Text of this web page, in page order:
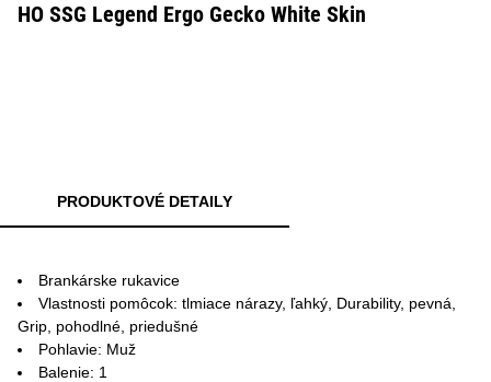
HO SSG Legend Ergo Gecko White Skin
PRODUKTOVÉ DETAILY
Brankárske rukavice
Vlastnosti pomôcok: tlmiace nárazy, ľahký, Durability, pevná,
Grip, pohodlné, priedušné
Pohlavie: Muž
Balenie: 1